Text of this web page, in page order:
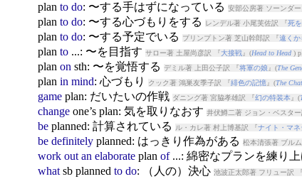
plan to do: 〜する手はずになっている 安部公房著 ソーンダー
plan to do: 〜する心づもりをする レンデル著 小尾芙佐訳 『死
plan to do: 〜する予定でいる プリンプトン著 芝山幹郎訳 『遠くか
plan to...: 〜を目指す サロー著 土屋尚彦訳 『 大接戦』(Head to Head)
plan onsth: 〜を覚悟する デミル著 上田公子訳 『将軍の娘 』(The
plan in mind: 心づもり クック著 鴻巣友季子訳 『緋色の記憶』(The
game plan: だいたいの作戦 ダニング著 宮脇孝雄訳 『幻の特装本』(
changeone’s plan: 気を取りなおす 井伏鱒二著 ジョン・ベスター
be planned: 計算されている ル・カレ著 村上博基訳 『ナイト・マネ
be definitely planned: はっきり作為がある 松本清張著 ブル
work out an elaborate plan of...: 綿密なプランを練り上
whatsb planned to do: （人の）決心 池波正太郎著 フリュー訳 『